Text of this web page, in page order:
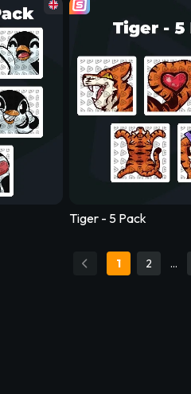
Eagle - 8 Pack
Tiger - 5 Pack
1 2 …